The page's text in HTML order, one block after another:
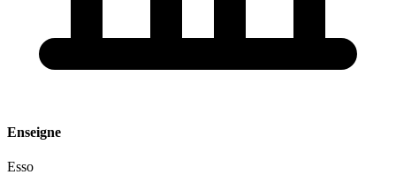
Enseigne
Esso